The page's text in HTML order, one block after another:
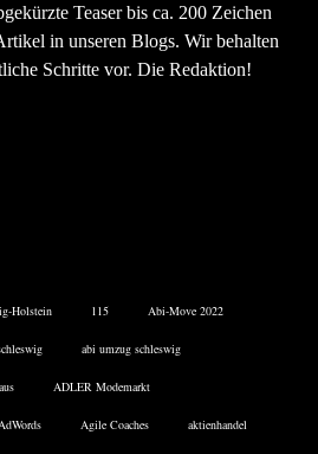
Teaser bis ca. 200 Zeichen
in unseren Blogs. Wir behalten
Schritte vor. Die Redaktion!
Holstein 115 Abi-Move 2022
abi umzug schleswig
ADLER Modemarkt
Agile Coaches aktienhandel